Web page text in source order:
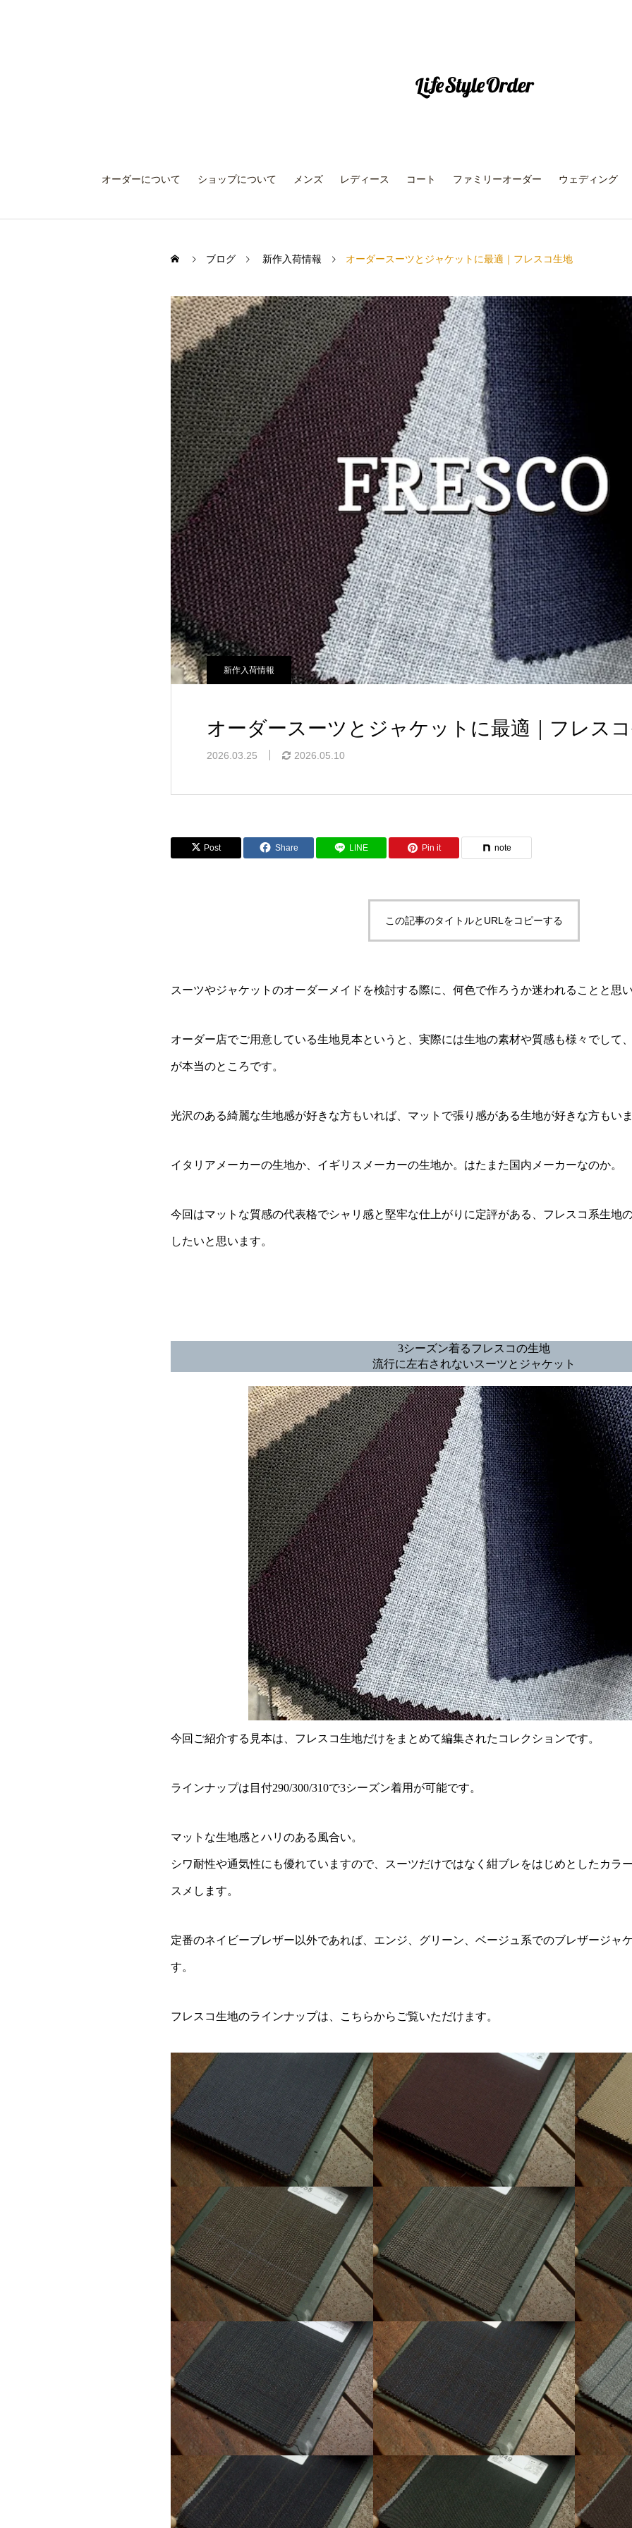
オーダーについて ショップについて メンズ レディース コート ファミリーオーダー ウェディング
ブログ 新作入荷情報 オーダースーツとジャケットに最適｜フレスコ生地
新作入荷情報
オーダースーツとジャケットに最適｜フレス
2026.03.25 2026.05.10
Post Share LINE Pin it note
この記事のタイトルとURLをコピーする
スーツやジャケットのオーダーメイドを検討する際に、何色で作ろうか迷われることと思
オーダー店でご用意している生地見本というと、実際には生地の素材や質感も様々でして
が本当のところです。
光沢のある綺麗な生地感が好きな方もいれば、マットで張り感がある生地が好きな方もい
イタリアメーカーの生地か、イギリスメーカーの生地か。はたまた国内メーカーなのか。
今回はマットな質感の代表格でシャリ感と堅牢な仕上がりに定評がある、フレスコ系生地
したいと思います。
3シーズン着るフレスコの生地
流行に左右されないスーツとジャケット
今回ご紹介する見本は、フレスコ生地だけをまとめて編集されたコレクションです。
ラインナップは目付290/300/310で3シーズン着用が可能です。
マットな生地感とハリのある風合い。
シワ耐性や通気性にも優れていますので、スーツだけではなく紺ブレをはじめとしたカラ
スメします。
定番のネイビーブレザー以外であれば、エンジ、グリーン、ベージュ系でのブレザージャ
す。
フレスコ生地のラインナップは、こちらからご覧いただけます。